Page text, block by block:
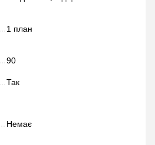
1 план
90
Так
Немає